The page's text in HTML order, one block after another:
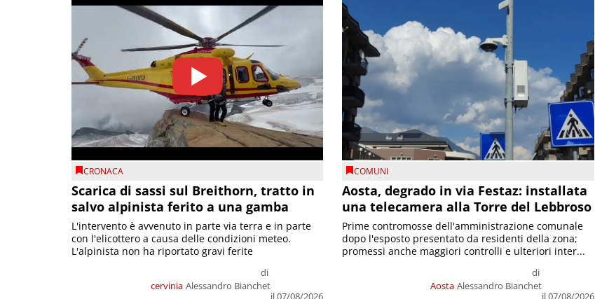
CRONACA
Scarica di sassi sul Breithorn, tratto in
salvo alpinista ferito a una gamba
cervinia
di
Alessandro Bianchet
il 07/08/2026
L'intervento è avvenuto in parte via terra e in parte
con l'elicottero a causa delle condizioni meteo.
L'alpinista non ha riportato gravi ferite
COMUNI
Aosta, degrado in via Festaz: installata
una telecamera alla Torre del Lebbroso
Aosta
di
Alessandro Bianchet
il 07/08/2026
Prime contromosse dell'amministrazione comunale
dopo l'esposto presentato da residenti della zona;
promessi anche maggiori controlli e ulteriori inter...